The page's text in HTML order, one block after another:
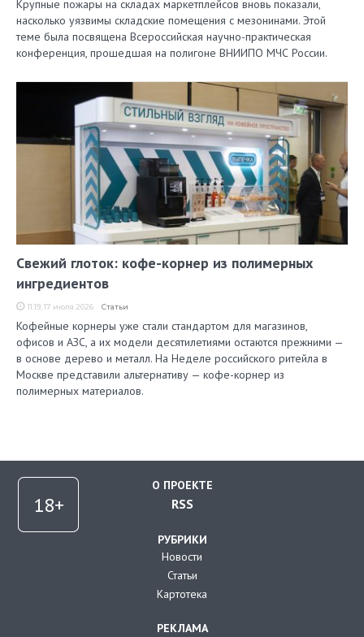
Крупные пожары на складах маркетплейсов вновь показали,
насколько уязвимы складские помещения с мезонинами. Этой
теме была посвящена Всероссийская научно-практическая
конференция, прошедшая на полигоне ВНИИПО МЧС России.
Свежий глоток: кофе-корнер из полимерных
ингредиентов
11:19, 17 июля 2026 Статьи
Кофейные корнеры уже стали стандартом для магазинов,
офисов и АЗС, а их модели десятилетиями остаются прежними —
в основе дерево и металл. На Неделе российского ритейла в
Москве представили альтернативу — кофе-корнер из
полимерных материалов.
О ПРОЕКТЕ
RSS
РУБРИКИ
Новости
Статьи
Картотека
РЕКЛАМА